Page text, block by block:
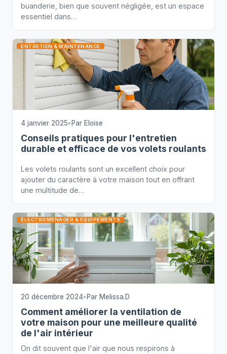
buanderie, bien que souvent négligée, est un espace
essentiel dans…
ENTRETIEN & MAINTENANCE
4 janvier 2025• Par Eloise
Conseils pratiques pour l'entretien
durable et efficace de vos volets roulants
Les volets roulants sont un excellent choix pour
ajouter du caractère à votre maison tout en offrant
une multitude de…
ÉLECTROMÉNAGER & ÉQUIPEMENTS
20 décembre 2024• Par Melissa.D
Comment améliorer la ventilation de
votre maison pour une meilleure qualité
de l'air intérieur
On dit souvent que l'air que nous respirons à